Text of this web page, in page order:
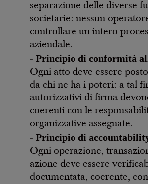
separazione delle diverse
societarie: nessun
controllare un intero
aziendale.
- Principio di conformità
Ogni atto deve essere
da chi ne ha i poteri: a tal
autorizzativi di firma
coerenti con le
organizzative assegnate.
- Principio di
Ogni operazione,
azione deve essere
documentata, coerente,